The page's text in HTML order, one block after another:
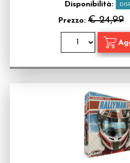
Disponibilità:
Prezzo:€ 24,99